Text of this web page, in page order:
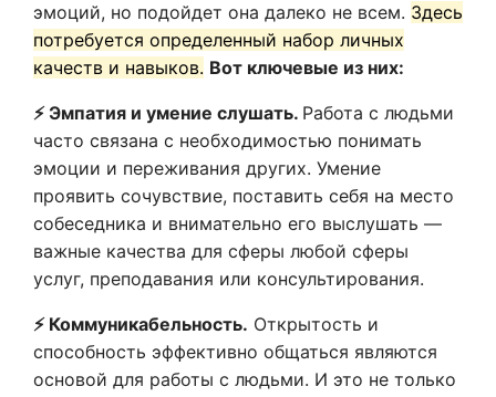
эмоций, но подойдет она далеко не всем. Здесь
потребуется определенный набор личных
качеств и навыков. Вот ключевые из них:
⚡️ Эмпатия и умение слушать. Работа с людьми
часто связана с необходимостью понимать
эмоции и переживания других. Умение
проявить сочувствие, поставить себя на место
собеседника и внимательно его выслушать —
важные качества для сферы любой сферы
услуг, преподавания или консультирования.
⚡️ Коммуникабельность. Открытость и
способность эффективно общаться являются
основой для работы с людьми. И это не только